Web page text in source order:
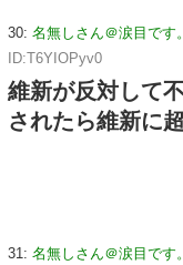
30: 名無しさん＠涙目です
ID:T6YIOPyv0
維新が反対して
されたら維新に
31: 名無しさん＠涙目です